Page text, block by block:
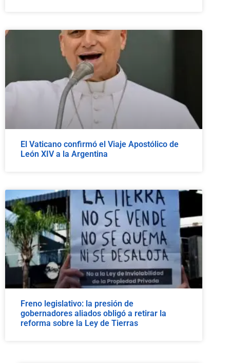
El Vaticano confirmó el Viaje Apostólico de
León XIV a la Argentina
Freno legislativo: la presión de
gobernadores aliados obligó a retirar la
reforma sobre la Ley de Tierras